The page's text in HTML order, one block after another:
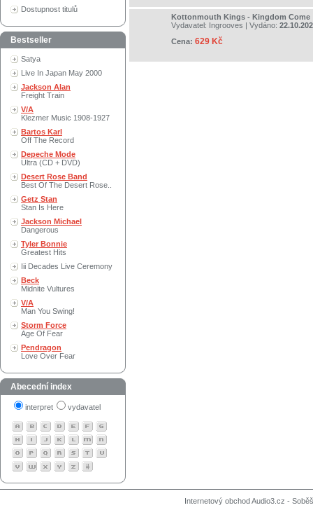
Dostupnost titulů
Bestseller
Satya
Live In Japan May 2000
Jackson Alan
Freight Train
V/A
Klezmer Music 1908-1927
Bartos Karl
Off The Record
Depeche Mode
Ultra (CD + DVD)
Desert Rose Band
Best Of The Desert Rose..
Getz Stan
Stan Is Here
Jackson Michael
Dangerous
Tyler Bonnie
Greatest Hits
Iii Decades Live Ceremony
Beck
Midnite Vultures
V/A
Man You Swing!
Storm Force
Age Of Fear
Pendragon
Love Over Fear
Abecední index
interpret vydavatel
Kottonmouth Kings - Kingdom Come
Vydavatel: Ingrooves | Vydáno:
Cena: 629 Kč
Internetový obchod Audio3.cz -